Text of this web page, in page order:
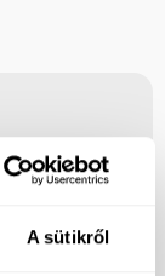
A sütikről